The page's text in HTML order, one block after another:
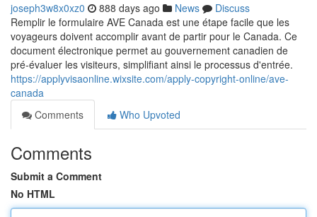
joseph3w8x0xz0 888 days ago News
Discuss
Remplir le formulaire AVE Canada est une étape facile que les
voyageurs doivent accomplir avant de partir pour le Canada. Ce
document électronique permet au gouvernement canadien de
pré-évaluer les visiteurs, simplifiant ainsi le processus d'entrée.
https://applyvisaonline.wixsite.com/apply-copyright-online/ave-
canada
Comments
Who Upvoted
Comments
Submit a Comment
No HTML